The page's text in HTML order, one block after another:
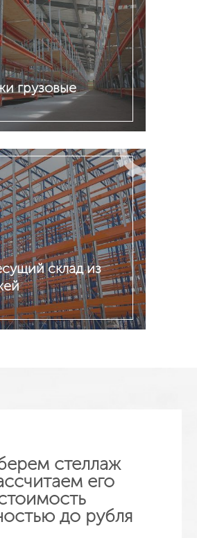
грузовые
склад из
стеллаж
его
до рубля